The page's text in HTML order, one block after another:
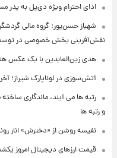
ادای احترام ویژه دی‌پل به پدر
شهباز حسن‌پور: گروه مالی
نقش‌آفرینی بخش خصوصی در
هدی زین‌العابدین با یک عکس
آتش‌سوزی در لوناپارک شیراز؛
رتبه ها می آیند، ماندگاری
و رتبه ها
نفیسه روشن از «دخترش» انار
قیمت ارزهای دیجیتال امروز یکشنبه ۱۸ مرداد